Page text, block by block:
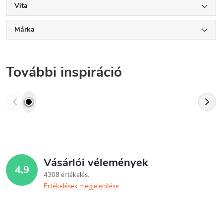
Vita
Márka
További inspiráció
4,9 Vásárlói vélemények
4308 értékelés
Értékelések megjelenítése